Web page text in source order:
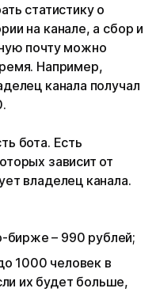
статистику о
на канале, а сбор и
почту можно
Например,
канала получал
бота. Есть
зависит от
владелец канала.
бирже – 990 рублей;
1000 человек в
их будет больше,